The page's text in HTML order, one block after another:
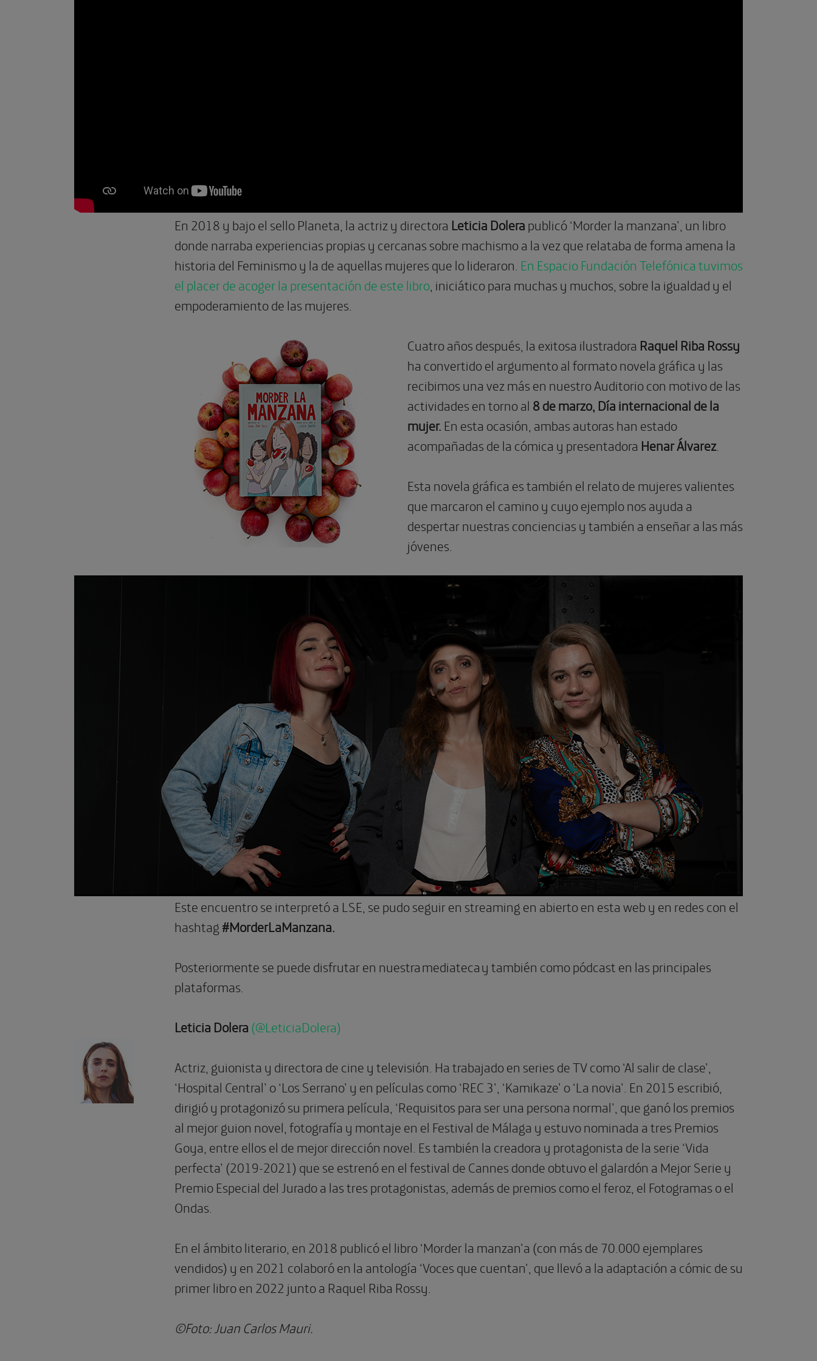
En 2018 y bajo el sello Planeta, la actriz y directora Leticia Dolerapublicó ‘Morder la manzana’, un libro
donde narraba experiencias propias y cercanas sobre machismo a la vez que relataba de forma amena la
historia del Feminismo y la de aquellas mujeres que lo lideraron. En Espacio Fundación Telefónica tuvimos
el placer de acoger la presentación de este libro , iniciático para muchas y muchos, sobre la igualdad y el
empoderamiento de las mujeres.
Cuatro años después, la exitosa ilustradora Raquel Riba Rossy
ha convertido el argumento al formato novela gráfica y las
recibimos una vez más en nuestro Auditorio con motivo de las
actividades en torno al 8 de marzo, Día internacional de la
mujer. En esta ocasión, ambas autoras han estado
acompañadas de la cómica y presentadora Henar Álvarez.
Esta novela gráfica es también el relato de mujeres valientes
que marcaron el camino y cuyo ejemplo nos ayuda a
despertar nuestras conciencias y también a enseñar a las más
jóvenes.
Este encuentro se interpretó a LSE, se pudo seguir en streaming en abierto en esta web y en redes con el
hashtag#MorderLaManzana.
Posteriormente se puede disfrutar en nuestra mediateca y también como pódcast en las principales
plataformas.
Leticia Dolera(@LeticiaDolera)
Actriz, guionista y directora de cine y televisión. Ha trabajado en series de TV como ‘Al salir de clase’,
‘Hospital Central’ o ‘Los Serrano’ y en películas como ‘REC 3’, ‘Kamikaze’ o ‘La novia’. En 2015 escribió,
dirigió y protagonizó su primera película, ‘Requisitos para ser una persona normal’, que ganó los premios
al mejor guion novel, fotografía y montaje en el Festival de Málaga y estuvo nominada a tres Premios
Goya, entre ellos el de mejor dirección novel. Es también la creadora y protagonista de la serie ‘Vida
perfecta’ (2019-2021) que se estrenó en el festival de Cannes donde obtuvo el galardón a Mejor Serie y
Premio Especial del Jurado a las tres protagonistas, además de premios como el feroz, el Fotogramas o el
Ondas.
En el ámbito literario, en 2018 publicó el libro ‘Morder la manzan’a (con más de 70.000 ejemplares
vendidos) y en 2021 colaboró en la antología ‘Voces que cuentan’, que llevó a la adaptación a cómic de su
primer libro en 2022 junto a Raquel Riba Rossy.
©Foto: Juan Carlos Mauri.